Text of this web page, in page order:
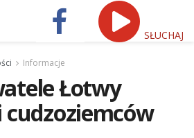
SŁUCHAJ
Informacje
Łotwy